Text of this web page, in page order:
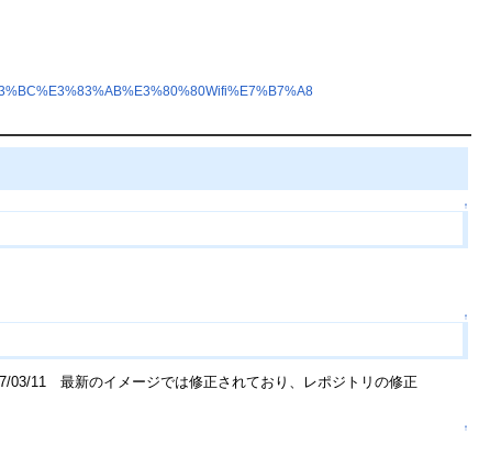
↑
↑
03/11 最新のイメージでは修正されており、レポジトリの修正
↑